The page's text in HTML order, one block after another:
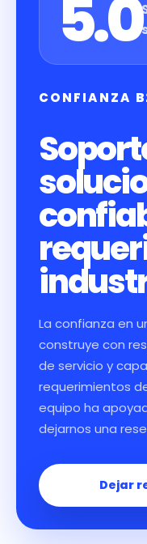
5.0
CONFIANZA
La confianza en
construye con
de servicio y
requerimientos
equipo ha
dejarnos una
Dejar